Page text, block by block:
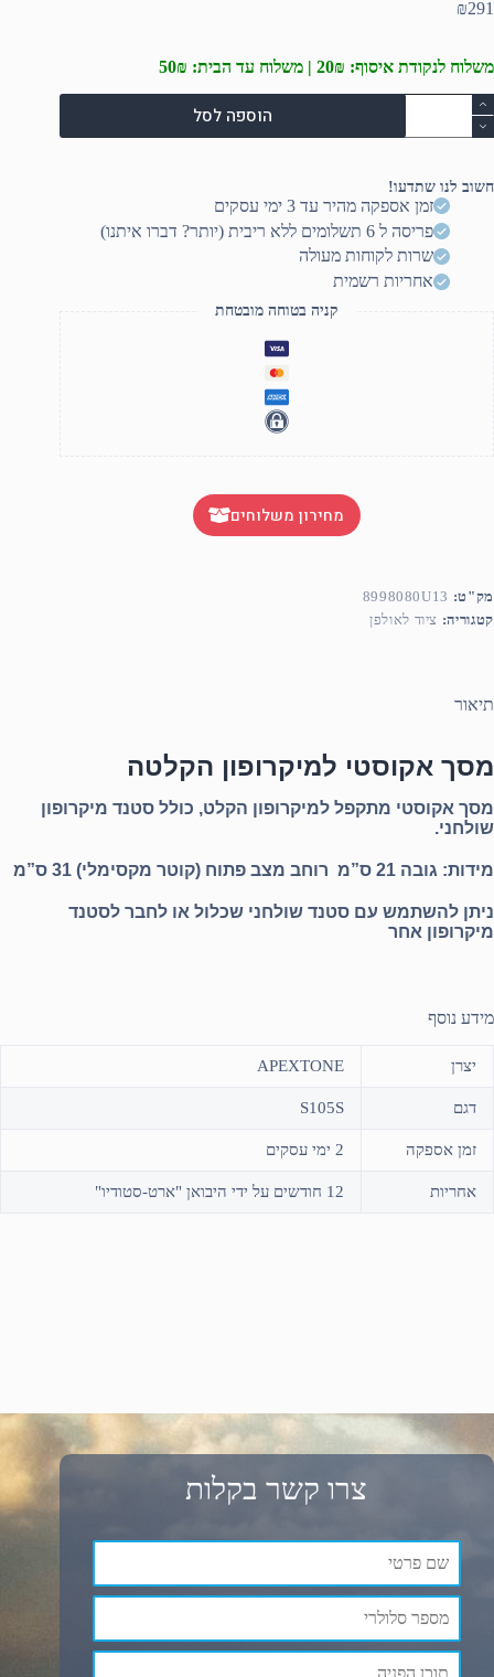
₪291
משלוח לנקודת איסוף: 20₪ | משלוח עד הבית: 50₪
כמות
של
מסך
למיקרופון
הקלטה
הוספה לסל
חשוב לנו שתדעו!
זמן אספקה מהיר עד 3 ימי עסקים
פריסה ל 6 תשלומים ללא ריבית (יותר? דברו איתנו)
שרות לקוחות מעולה
אחריות רשמית
קניה בטוחה מובטחת
מחירון משלוחים
מק"ט: 8998080U13
קטגוריה: ציוד לאולפן
תיאור
מסך אקוסטי למיקרופון הקלטה
מסך אקוסטי מתקפל למיקרופון הקלט, כולל סטנד מיקרופון
שולחני.
מידות: גובה 21 ס”מ רוחב מצב פתוח (קוטר מקסימלי) 31 ס”מ
ניתן להשתמש עם סטנד שולחני שכלול או לחבר לסטנד
מיקרופון אחר
מידע נוסף
יצרן APEXTONE
דגם S105S
זמן אספקה 2 ימי עסקים
אחריות 12 חודשים על ידי היבואן "ארט-סטודיו"
צרו קשר בקלות